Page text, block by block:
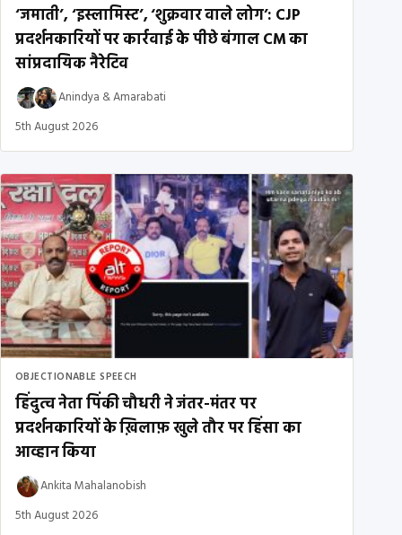
‘जमाती’, ‘इस्लामिस्ट’, ‘शुक्रवार वाले लोग’: CJP
प्रदर्शनकारियों पर कार्रवाई के पीछे बंगाल CM का
सांप्रदायिक नैरेटिव
Anindya &Amarabati
5th August 2026
OBJECTIONABLE SPEECH
हिंदुत्व नेता पिंकी चौधरी ने जंतर-मंतर पर
प्रदर्शनकारियों के ख़िलाफ़ खुले तौर पर हिंसा का
आव्हान किया
Ankita Mahalanobish
5th August 2026